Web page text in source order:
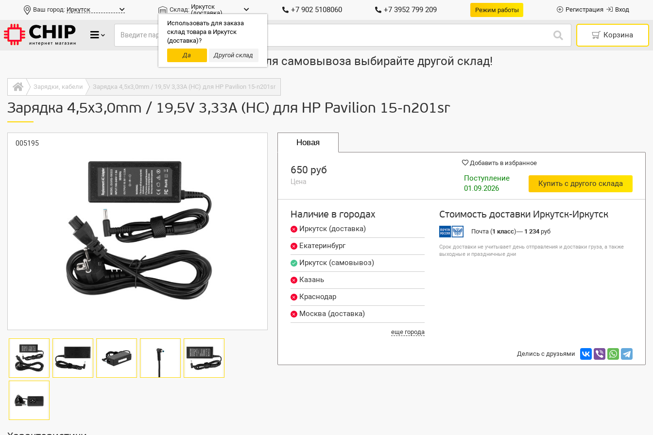
Ваш город: Иркутск Склад: Иркутск
(доставка)
Использовать для заказа
склад товара в Иркутск
(доставка)?
Да
Другой склад
+7 902 5108060 +7 3952 799 209 Режим работы Регистрация Вход
Корзина
Только доставка, для самовывоза выбирайте другой склад!
Зарядки, кабели Зарядка 4,5x3,0mm / 19,5V 3,33A (HC) для HP Pavilion 15-n201sr
Зарядка 4,5x3,0mm / 19,5V 3,33A (HC) для HP Pavilion 15-n201sr
005195 Новая
650 руб
Цена
Добавить в избранное
Поступление
01.09.2026
Купить с другого склада
Наличие в городах
Иркутск (доставка)
Екатеринбург
Иркутск (самовывоз)
Казань
Краснодар
Москва (доставка)
еще города
Стоимость доставки Иркутск-Иркутск
Почта (1 класс)— 1 234руб
Срок доставки не учитывает день отправления и доставки груза, а также
выходные и праздничные дни
Делись с друзьями